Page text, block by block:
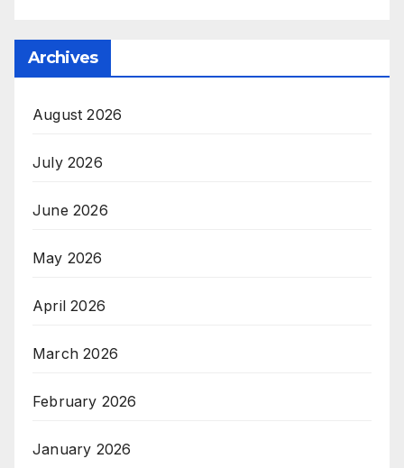
Archives
August 2026
July 2026
June 2026
May 2026
April 2026
March 2026
February 2026
January 2026